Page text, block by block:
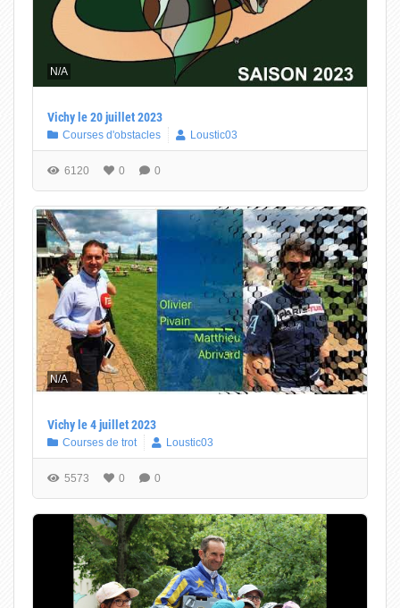
N/A
Vichy le 20 juillet 2023
Courses d'obstacles Loustic03
6120 0 0
N/A
Vichy le 4 juillet 2023
Courses de trot Loustic03
5573 0 0